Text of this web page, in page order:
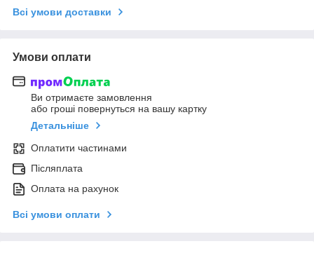
Всі умови доставки
Умови оплати
Ви отримаєте замовлення
або гроші повернуться на вашу картку
Детальніше
Оплатити частинами
Післяплата
Оплата на рахунок
Всі умови оплати